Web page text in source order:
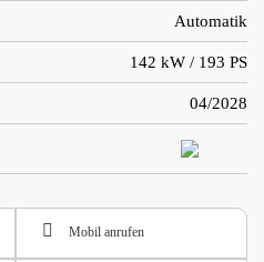
Automatik
142 kW / 193 PS
04/2028
Mobil anrufen